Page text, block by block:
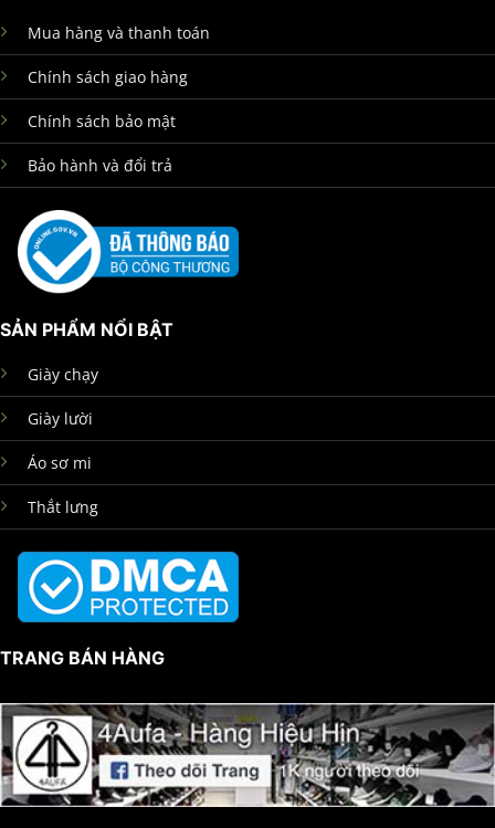
Mua hàng và thanh toán
Chính sách giao hàng
Chính sách bảo mật
Bảo hành và đổi trả
SẢN PHẨM NỔI BẬT
Giày chạy
Giày lười
Áo sơ mi
Thắt lưng
TRANG BÁN HÀNG